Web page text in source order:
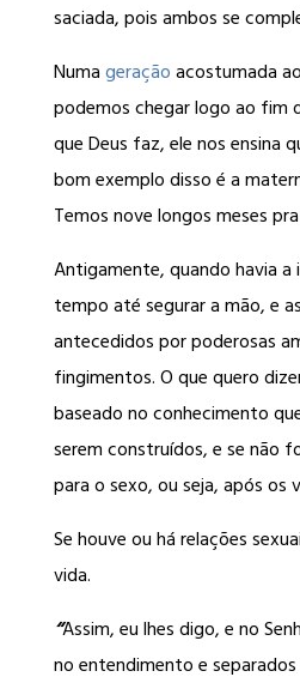
saciada, pois ambos se
Numageraçãoacostumada
podemos chegar logo ao fim
que Deus faz, ele nos ensina
bom exemplo disso é a
Temos nove longos meses
Antigamente, quando havia
tempo até segurar a mão, e
antecedidos por poderosas
fingimentos. O que quero
baseado no conhecimento
serem construídos, e se não
para o sexo, ou seja, após os
Se houve ou há relações
vida.
“Assim, eu lhes digo, e no
no entendimento e